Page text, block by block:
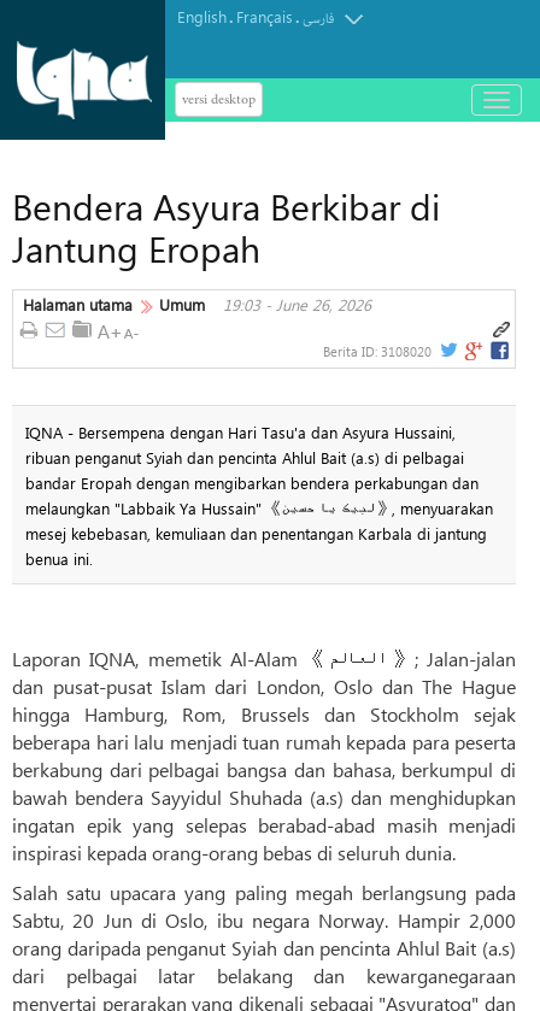
English. Français.فارسی
versi desktop
باز
و
Bendera Asyura Berkibar di
Jantung Eropah
Halaman utama Umum 19:03 - June 26, 2026
Berita ID: 3108020
IQNA - Bersempena dengan Hari Tasu'a dan Asyura Hussaini,
ribuan penganut Syiah dan pencinta Ahlul Bait (a.s) di pelbagai
bandar Eropah dengan mengibarkan bendera perkabungan dan
melaungkan "Labbaik Ya Hussain" 《لبیک یا حسین》, menyuarakan
mesej kebebasan, kemuliaan dan penentangan Karbala di jantung
benua ini.
Laporan IQNA, memetik Al-Alam 《العالم》; Jalan-jalan
dan pusat-pusat Islam dari London, Oslo dan The Hague
hingga Hamburg, Rom, Brussels dan Stockholm sejak
beberapa hari lalu menjadi tuan rumah kepada para peserta
berkabung dari pelbagai bangsa dan bahasa, berkumpul di
bawah bendera Sayyidul Shuhada (a.s) dan menghidupkan
ingatan epik yang selepas berabad-abad masih menjadi
inspirasi kepada orang-orang bebas di seluruh dunia.
Salah satu upacara yang paling megah berlangsung pada
Sabtu, 20 Jun di Oslo, ibu negara Norway. Hampir 2,000
orang daripada penganut Syiah dan pencinta Ahlul Bait (a.s)
dari pelbagai latar belakang dan kewarganegaraan
menyertai perarakan yang dikenali sebagai "Asyuratog" dan